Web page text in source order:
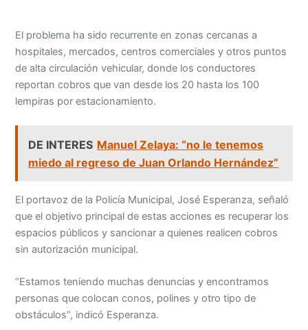
El problema ha sido recurrente en zonas cercanas a
hospitales, mercados, centros comerciales y otros puntos
de alta circulación vehicular, donde los conductores
reportan cobros que van desde los 20 hasta los 100
lempiras por estacionamiento.
DE INTERES Manuel Zelaya: “no le tenemos
miedo al regreso de Juan Orlando Hernández”
El portavoz de la Policía Municipal, José Esperanza, señaló
que el objetivo principal de estas acciones es recuperar los
espacios públicos y sancionar a quienes realicen cobros
sin autorización municipal.
“Estamos teniendo muchas denuncias y encontramos
personas que colocan conos, polines y otro tipo de
obstáculos”, indicó Esperanza.